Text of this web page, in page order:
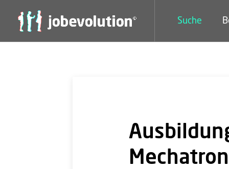
Suche